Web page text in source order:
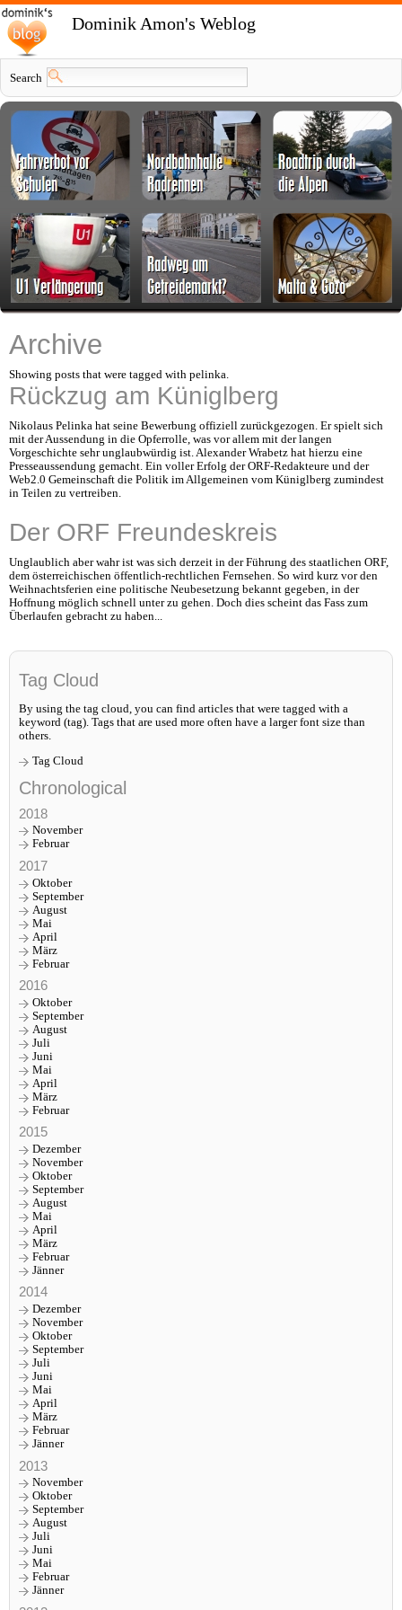
Dominik Amon's Weblog
Search
Archive
Showing posts that were tagged with pelinka.
Rückzug am Küniglberg
Nikolaus Pelinka hat seine Bewerbung offiziell zurückgezogen. Er spielt sich
mit der Aussendung in die Opferrolle, was vor allem mit der langen
Vorgeschichte sehr unglaubwürdig ist. Alexander Wrabetz hat hierzu eine
Presseaussendung gemacht. Ein voller Erfolg der ORF-Redakteure und der
Web2.0 Gemeinschaft die Politik im Allgemeinen vom Küniglberg zumindest
in Teilen zu vertreiben.
Der ORF Freundeskreis
Unglaublich aber wahr ist was sich derzeit in der Führung des staatlichen ORF,
dem österreichischen öffentlich-rechtlichen Fernsehen. So wird kurz vor den
Weihnachtsferien eine politische Neubesetzung bekannt gegeben, in der
Hoffnung möglich schnell unter zu gehen. Doch dies scheint das Fass zum
Überlaufen gebracht zu haben...
Tag Cloud
By using the tag cloud, you can find articles that were tagged with a
keyword (tag). Tags that are used more often have a larger font size than
others.
Tag Cloud
Chronological
2018
November
Februar
2017
Oktober
September
August
Mai
April
März
Februar
2016
Oktober
September
August
Juli
Juni
Mai
April
März
Februar
2015
Dezember
November
Oktober
September
August
Mai
April
März
Februar
Jänner
2014
Dezember
November
Oktober
September
Juli
Juni
Mai
April
März
Februar
Jänner
2013
November
Oktober
September
August
Juli
Juni
Mai
Februar
Jänner